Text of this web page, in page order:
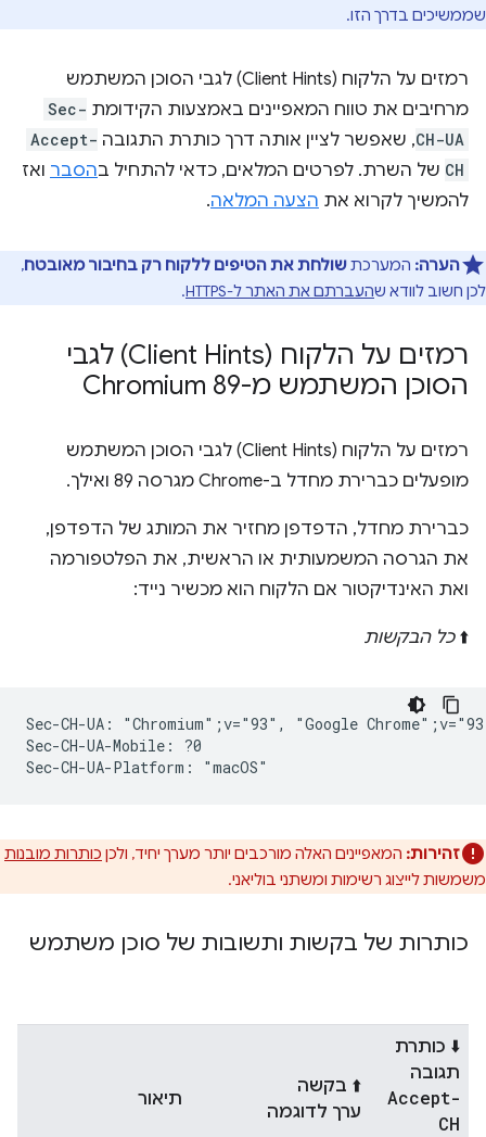
שממשיכים בדרך הזו.
רמזים על הלקוח (Client Hints) לגבי הסוכן המשתמש
מרחיבים את טווח המאפיינים באמצעות הקידומת Sec-
CH-UA, שאפשר לציין אותה דרך כותרת התגובה Accept-
CH של השרת. לפרטים המלאים, כדאי להתחיל בהסבר ואז
להמשיך לקרוא את הצעה המלאה.
הערה: המערכתשולחת את הטיפים ללקוח רק בחיבור מאובטח,
לכן חשוב לוודא שהעברתם את האתר ל-HTTPS .
רמזים על הלקוח (Client Hints) לגבי
הסוכן המשתמש מ-Chromium 89
רמזים על הלקוח (Client Hints) לגבי הסוכן המשתמש
מופעלים כברירת מחדל ב-Chrome מגרסה 89 ואילך.
כברירת מחדל, הדפדפן מחזיר את המותג של הדפדפן,
את הגרסה המשמעותית או הראשית, את הפלטפורמה
ואת האינדיקטור אם הלקוח הוא מכשיר נייד:
⬆️כל הבקשות
Sec-CH-UA: "Chromium";v="93", "Google
Sec-CH-UA-Mobile: ?0
זהירות: המאפיינים האלה מורכבים יותר מערך יחיד, ולכן כותרות מובנות
משמשות לייצוג רשימות ומשתני בוליאני.
כותרות של בקשות ותשובות של סוכן משתמש
⬇️ כותרת
תגובה
Accept-
CH
⬆️ בקשה
ערך לדוגמה
תיאור